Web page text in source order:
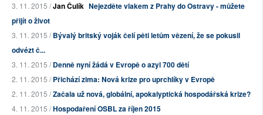
3. 11. 2015 /Jan Čulík Nejezděte vlakem z Prahy do Ostravy - můžete
přijít o život
3. 11. 2015 /Bývalý britský voják čelí pěti letům vězení, že se pokusil
odvézt č...
3. 11. 2015 /Denně nyní žádá v Evropě o azyl 700 dětí
2. 11. 2015 /Přichází zima: Nová krize pro uprchlíky v Evropě
2. 11. 2015 /Začala už nová, globální, apokalyptická hospodářská krize?
4. 11. 2015 /Hospodaření OSBL za říjen 2015